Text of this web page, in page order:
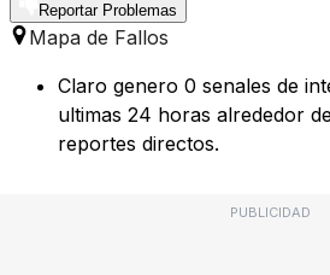
Reportar Problemas
Mapa de Fallos
Claro genero 0 senales de
ultimas 24 horas alrededor
reportes directos.
PUBLICIDAD